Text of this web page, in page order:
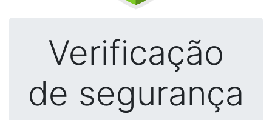
Verificação
de segurança